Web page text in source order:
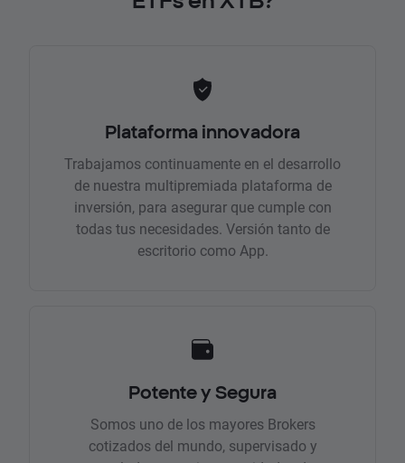
Plataforma innovadora
Trabajamos continuamente en el desarrollo
de nuestra multipremiada plataforma de
inversión, para asegurar que cumple con
todas tus necesidades. Versión tanto de
escritorio como App.
Potente y Segura
Somos uno de los mayores Brokers
cotizados del mundo, supervisado y